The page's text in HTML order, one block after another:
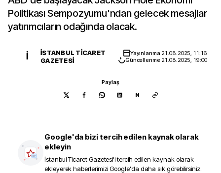
Politikası Sempozyumu'ndan gelecek mesajlar
yatırımcıların odağında olacak.
İ
İSTANBUL TICARET
GAZETESI
Yayınlanma 21.08.2025, 11:16
Güncellenme 21.08.2025, 19:00
Paylaş
N
Google'da bizi tercih edilen kaynak olarak
ekleyin
İstanbul Ticaret Gazetesi'i tercih edilen kaynak olarak
ekleyerek haberlerimizi Google'da daha sık görebilirsiniz.